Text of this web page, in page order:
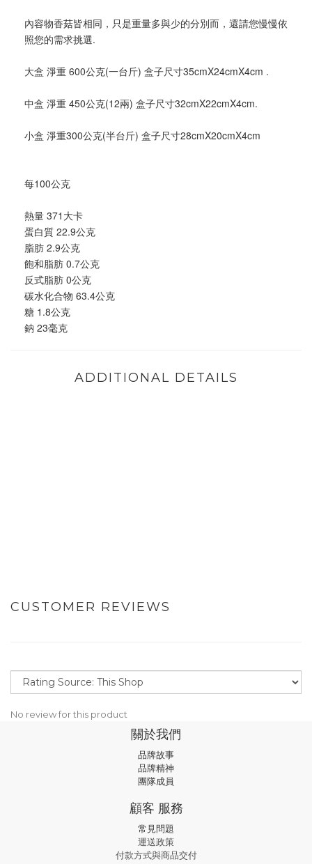
內容物香菇皆相同，只是重量多與少的分別而，還請您慢慢依
照您的需求挑選.
大盒 淨重 600公克(一台斤) 盒子尺寸35cmX24cmX4cm .
中盒 淨重 450公克(12兩) 盒子尺寸32cmX22cmX4cm.
小盒 淨重300公克(半台斤) 盒子尺寸28cmX20cmX4cm
每100公克
熱量 371大卡
蛋白質 22.9公克
脂肪 2.9公克
飽和脂肪 0.7公克
反式脂肪 0公克
碳水化合物 63.4公克
糖 1.8公克
鈉 23毫克
ADDITIONAL DETAILS
CUSTOMER REVIEWS
No review for this product
關於我們
品牌故事
品牌精神
團隊成員
顧客 服務
常見問題
運送政策
付款方式與商品交付